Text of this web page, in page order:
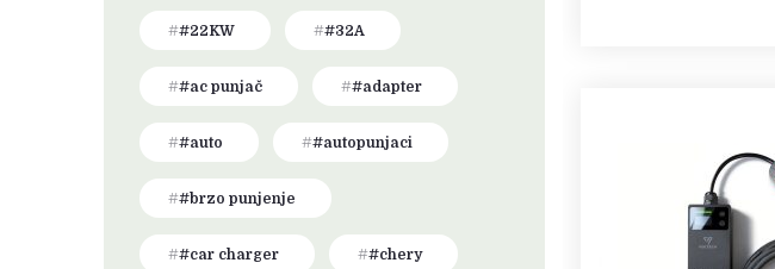
#22KW #32A
#ac punjač #adapter
#auto #autopunjaci
#brzo punjenje
#car charger #chery